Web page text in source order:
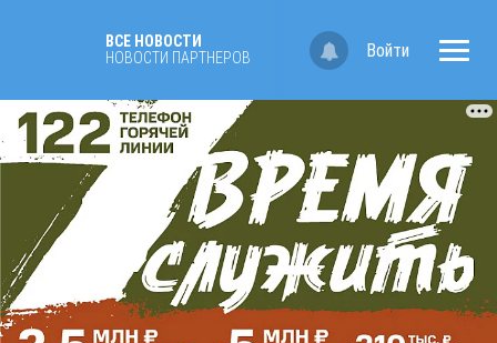
ВСЕ НОВОСТИ
НОВОСТИ ПАРТНЁРОВ
Войти